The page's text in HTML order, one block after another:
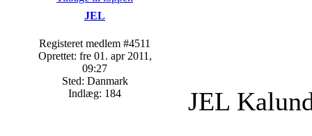
JEL
Registeret medlem #4511
Oprettet: fre 01. apr 2011,
09:27
Sted: Danmark
Indlæg: 184
JEL